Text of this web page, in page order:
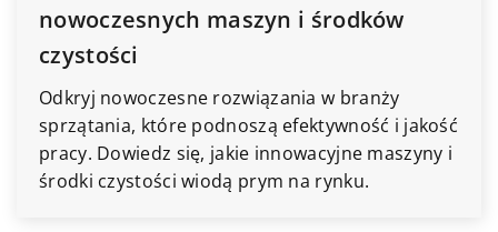
nowoczesnych maszyn i środków
czystości
Odkryj nowoczesne rozwiązania w branży
sprzątania, które podnoszą efektywność i jakość
pracy. Dowiedz się, jakie innowacyjne maszyny i
środki czystości wiodą prym na rynku.